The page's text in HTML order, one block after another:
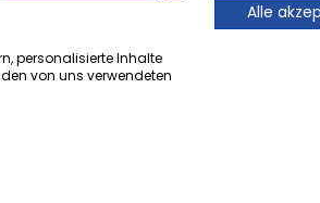
Leitung von
und
mit sanften
personalisierte Inhalte
von uns verwendeten
Alle